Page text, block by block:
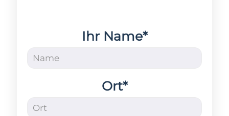
Ihr Name*
Ort*